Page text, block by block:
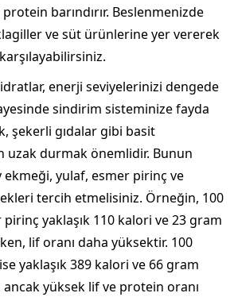
barındırır. Beslenmenizde
ve süt ürünlerine yer vererek
enerji seviyelerinizi dengede
sindirim sisteminize fayda
şekerli gıdalar gibi basit
durmak önemlidir. Bunun
yulaf, esmer pirinç ve
tercih etmelisiniz. Örneğin, 100
yaklaşık 110 kalori ve 23 gram
lif oranı daha yüksektir. 100
yaklaşık 389 kalori ve 66 gram
yüksek lif ve protein oranı